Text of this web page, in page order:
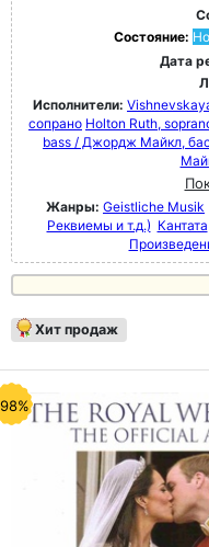
Состояние:
Дата
Исполнители:
сопрано Holton Ruth,
bass / Джордж Майкл, бас
Жанры: Geistliche Musik
Реквиемы и т.д.) Кантата
Хит продаж